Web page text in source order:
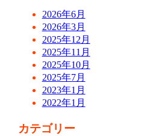
2026年6月
2026年3月
2025年12月
2025年11月
2025年10月
2025年7月
2023年1月
2022年1月
カテゴリー